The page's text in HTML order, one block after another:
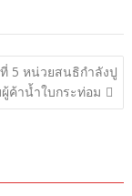
5 หน่วยสนธิกำลังปู
ค้าน้ำใบกระท่อม